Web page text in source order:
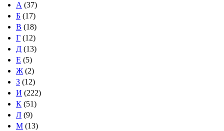
А (37)
Б (17)
В (18)
Г (12)
Д (13)
Е (5)
Ж (2)
З (12)
И (222)
К (51)
Л (9)
М (13)